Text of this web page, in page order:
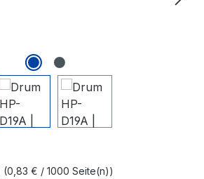
(0,83 € / 1000 Seite(n))